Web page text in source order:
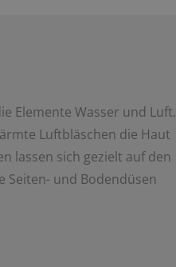
Elemente Wasser und Luft.
Luftbläschen die Haut
lassen sich gezielt auf den
Seiten- und Bodendüsen